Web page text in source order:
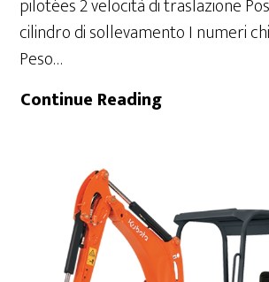
pilotées 2 velocità di traslazione
cilindro di sollevamento I numeri
Peso…
Continue ReadingU10-